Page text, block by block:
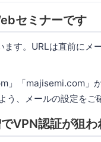
セミナーです
ます。URLは直前にメ
」「majisemi.com」
う、メールの設定をご
VPN認証が狙わ